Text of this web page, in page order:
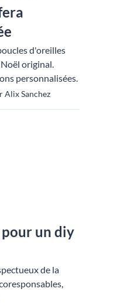
d'oreilles
original.
personnalisées.
Alix Sanchez
un diy
de la